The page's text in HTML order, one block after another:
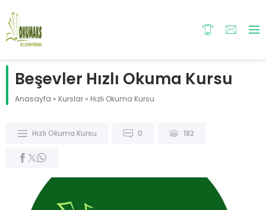
Beşevler Hızlı Okuma Kursu
Anasayfa » Kurslar » Hızlı Okuma Kursu
Hızlı Okuma Kursu 0 182